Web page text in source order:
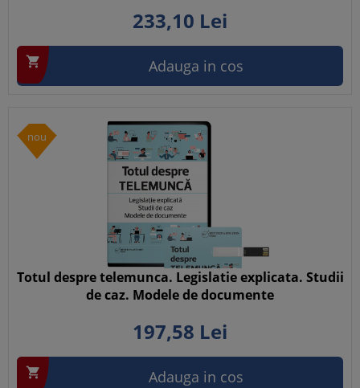
233,10 Lei
 Adauga in cos
nou
Totul despre telemunca. Legislatie explicata. Studii
de caz. Modele de documente
197,58 Lei
 Adauga in cos